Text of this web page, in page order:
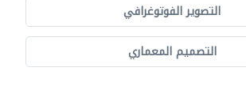
التصوير الفوتوغرافي
التصميم المعماري